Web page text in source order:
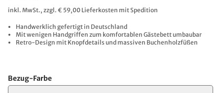
inkl. MwSt., zzgl. € 59,00 Lieferkosten mit Spedition
Handwerklich gefertigt in Deutschland
Mit wenigen Handgriffen zum komfortablen Gästebett umbaubar
Retro-Design mit Knopfdetails und massiven Buchenholzfüßen
Bezug-Farbe